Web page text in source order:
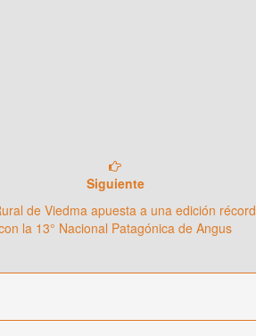
Siguiente
de Viedma apuesta a una edición récord
la 13° Nacional Patagónica de Angus